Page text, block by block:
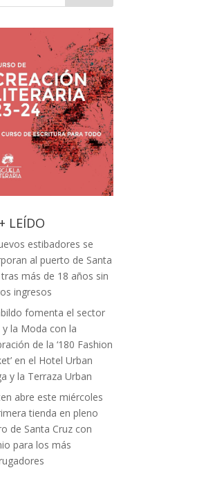
LEÍDO
estibadores se
al puerto de Santa
tras más de 18 años sin
ingresos
fomenta el sector
la Moda con la
de la ‘180 Fashion
en el Hotel Urban
y la Terraza Urban
abre este miércoles
tienda en pleno
de Santa Cruz con
para los más